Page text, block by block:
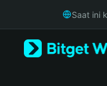
Русский
Saat ini